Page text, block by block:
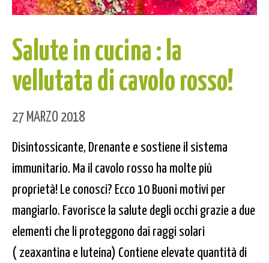
Salute in cucina : la
vellutata di cavolo rosso!
27 MARZO 2018
Disintossicante, Drenante e sostiene il sistema
immunitario. Ma il cavolo rosso ha molte più
proprietà! Le conosci? Ecco 10 Buoni motivi per
mangiarlo. Favorisce la salute degli occhi grazie a due
elementi che li proteggono dai raggi solari
( zeaxantina e luteina) Contiene elevate quantità di